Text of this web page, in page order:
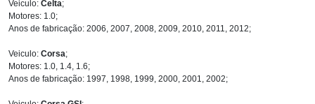
Veiculo: Celta;
Motores: 1.0;
Anos de fabricação: 2006, 2007, 2008, 2009, 2010, 2011, 2012;
Veiculo: Corsa;
Motores: 1.0, 1.4, 1.6;
Anos de fabricação: 1997, 1998, 1999, 2000, 2001, 2002;